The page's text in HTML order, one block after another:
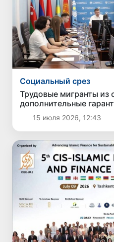
Социальный срез
Трудовые мигранты из
дополнительные
защиты
15 июля 2026, 12:43